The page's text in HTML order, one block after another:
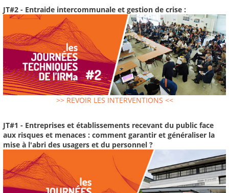
JT#2 - Entraide intercommunale et gestion de crise :
>> REVOIR LES INTERVENTIONS <<
JT#1 - Entreprises et établissements recevant du public face
aux risques et menaces : comment garantir et généraliser la
mise à l'abri des usagers et du personnel ?